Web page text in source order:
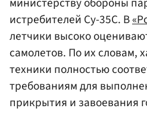
истребителей Су-35С. В
летчики высоко
самолетов. По их словам,
техники полностью
требованиям для
прикрытия и завоевания